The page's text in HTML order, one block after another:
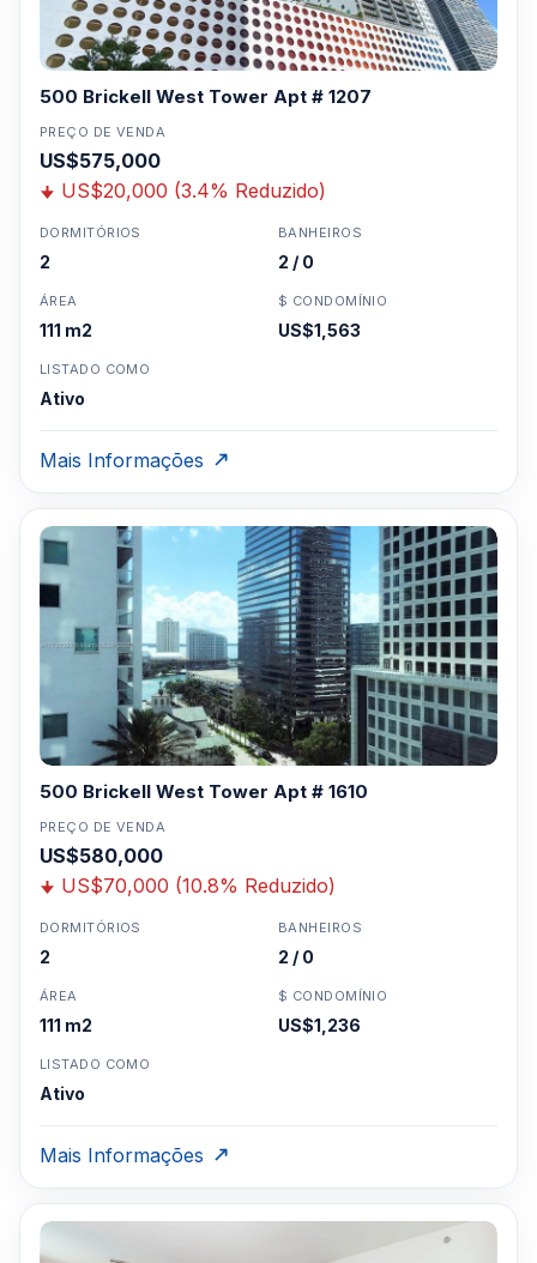
500 Brickell West Tower Apt # 1207
PREÇO DE VENDA
US$575,000
US$20,000 (3.4% Reduzido)
DORMITÓRIOS
2
BANHEIROS
2 / 0
ÁREA
111 m2
$ CONDOMÍNIO
US$1,563
LISTADO COMO
Ativo
Mais Informações
500 Brickell West Tower Apt # 1610
PREÇO DE VENDA
US$580,000
US$70,000 (10.8% Reduzido)
DORMITÓRIOS
2
BANHEIROS
2 / 0
ÁREA
111 m2
$ CONDOMÍNIO
US$1,236
LISTADO COMO
Ativo
Mais Informações